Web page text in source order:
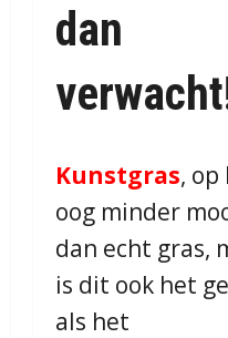
dan
Kunstgras, op
oog minder
dan echt gras,
is dit ook het
als het